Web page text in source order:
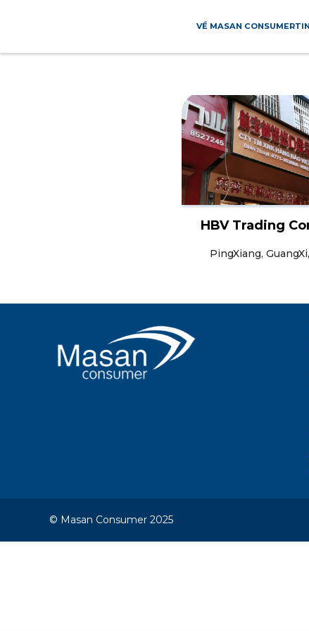
VỀ MASAN CONSUMER
HBV Trading
PingXiang,
© Masan Consumer 2025